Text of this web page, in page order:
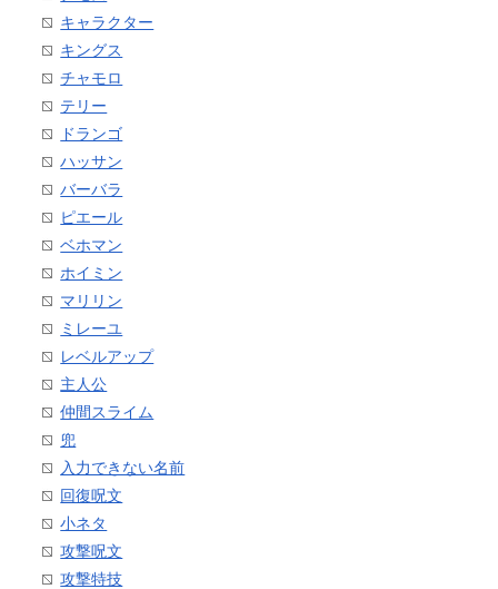
キャラクター
キングス
チャモロ
テリー
ドランゴ
ハッサン
バーバラ
ピエール
ベホマン
ホイミン
マリリン
ミレーユ
レベルアップ
主人公
仲間スライム
兜
入力できない名前
回復呪文
小ネタ
攻撃呪文
攻撃特技